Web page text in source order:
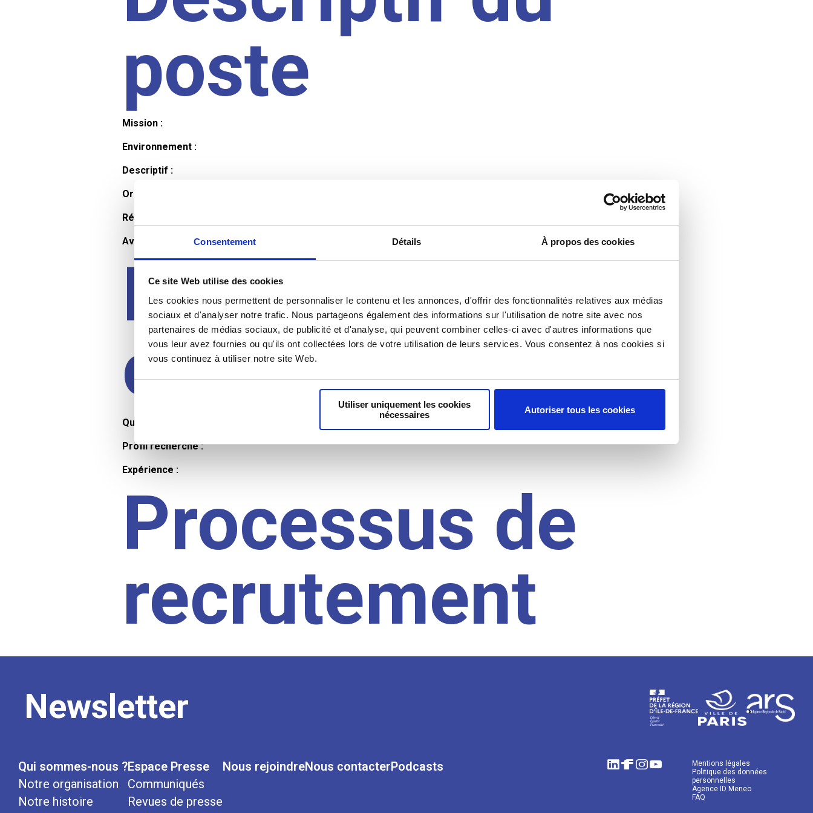
Consentement Détails À propos des cookies
Ce site Web utilise des cookies
Les cookies nous permettent de personnaliser le contenu et les annonces, d'offrir des fonctionnalités relatives aux médias
sociaux et d'analyser notre trafic. Nous partageons également des informations sur l'utilisation de notre site avec nos
partenaires de médias sociaux, de publicité et d'analyse, qui peuvent combiner celles-ci avec d'autres informations que
vous leur avez fournies ou qu'ils ont collectées lors de votre utilisation de leurs services. Vous consentez à nos cookies si
vous continuez à utiliser notre site Web.
Utiliser uniquement les cookies
nécessaires
Autoriser tous les cookies
poste
Mission :
Environnement :
Descriptif :
Organisation et horaires :
Rémunération :
Avantages :
Profil du
candidat
Qualifications et diplômes :
Profil recherché :
Expérience :
Processus de
recrutement
Newsletter
Qui sommes-nous ?
Notre organisation
Notre histoire
Espace Presse
Communiqués
Revues de presse
Nous rejoindreNous contacterPodcasts
Mentions légales
Politique des données
personnelles
Agence ID Meneo
FAQ